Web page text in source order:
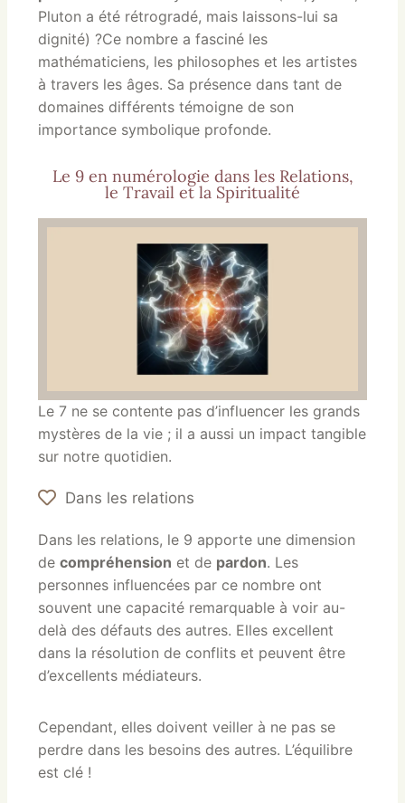
Pluton a été rétrogradé, mais laissons-lui sa
dignité) ?Ce nombre a fasciné les
mathématiciens, les philosophes et les artistes
à travers les âges. Sa présence dans tant de
domaines différents témoigne de son
importance symbolique profonde.
Le 9 en numérologie dans les Relations,
le Travail et la Spiritualité
Le 7 ne se contente pas d’influencer les grands
mystères de la vie ; il a aussi un impact tangible
sur notre quotidien.
Dans les relations
Dans les relations, le 9 apporte une dimension
de compréhension et de pardon. Les
personnes influencées par ce nombre ont
souvent une capacité remarquable à voir au-
delà des défauts des autres. Elles excellent
dans la résolution de conflits et peuvent être
d’excellents médiateurs.
Cependant, elles doivent veiller à ne pas se
perdre dans les besoins des autres. L’équilibre
est clé !